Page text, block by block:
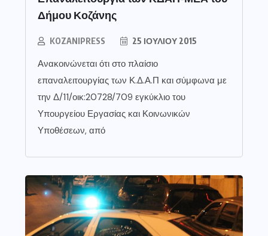
Δήμου Κοζάνης
KOZANIPRESS 25 ΙΟΥΛΊΟΥ 2015
Ανακοινώνεται ότι στο πλαίσιο
επαναλειτουργίας των Κ.Δ.Α.Π και σύμφωνα με
την Δ/11/οικ:20728/709 εγκύκλιο του
Υπουργείου Εργασίας και Κοινωνικών
Υποθέσεων, από